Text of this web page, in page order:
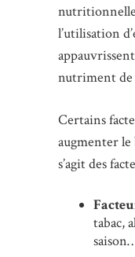
l’utilisation
nutriment
Certains
augmenter
s’agit des
tabac,